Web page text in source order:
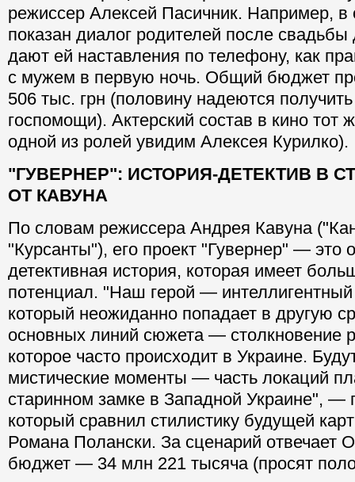
режиссер Алексей Пасичник. Например, в
показан диалог родителей после
дают ей наставления по телефону, как
с мужем в первую ночь. Общий бюджет
506 тыс. грн (половину надеются
госпомощи). Актерский состав в кино тот
одной из ролей увидим Алексея Курилко).
"ГУВЕРНЕР": ИСТОРИЯ-ДЕТЕКТИВ В
ОТ КАВУНА
По словам режиссера Андрея Кавуна
"Курсанты"), его проект "Гувернер" — это
детективная история, которая имеет
потенциал. "Наш герой —
который неожиданно попадает в другую
основных линий сюжета — столкновение
которое часто происходит в Украине.
мистические моменты — часть локаций
старинном замке в Западной Украине", —
который сравнил стилистику будущей
Романа Полански. За сценарий отвечает
бюджет — 34 млн 221 тысяча (просят